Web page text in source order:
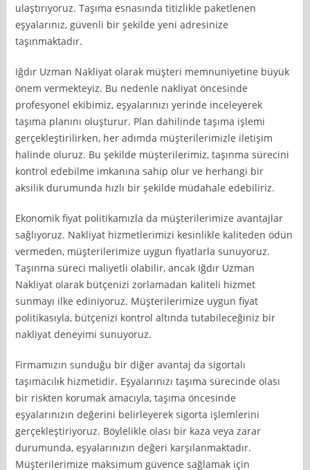
ulaştırıyoruz. Taşıma esnasında titizlikle paketlenen
eşyalarınız, güvenli bir şekilde yeni adresinize
taşınmaktadır.
Iğdır Uzman Nakliyat olarak müşteri memnuniyetine büyük
önem vermekteyiz. Bu nedenle nakliyat öncesinde
profesyonel ekibimiz, eşyalarınızı yerinde inceleyerek
taşıma planını oluşturur. Plan dahilinde taşıma işlemi
gerçekleştirilirken, her adımda müşterilerimizle iletişim
halinde oluruz. Bu şekilde müşterilerimiz, taşınma sürecini
kontrol edebilme imkanına sahip olur ve herhangi bir
aksilik durumunda hızlı bir şekilde müdahale edebiliriz.
Ekonomik fiyat politikamızla da müşterilerimize avantajlar
sağlıyoruz. Nakliyat hizmetlerimizi kesinlikle kaliteden ödün
vermeden, müşterilerimize uygun fiyatlarla sunuyoruz.
Taşınma süreci maliyetli olabilir, ancak Iğdır Uzman
Nakliyat olarak bütçenizi zorlamadan kaliteli hizmet
sunmayı ilke ediniyoruz. Müşterilerimize uygun fiyat
politikasıyla, bütçenizi kontrol altında tutabileceğiniz bir
nakliyat deneyimi sunuyoruz.
Firmamızın sunduğu bir diğer avantaj da sigortalı
taşımacılık hizmetidir. Eşyalarınızı taşıma sürecinde olası
bir riskten korumak amacıyla, taşıma öncesinde
eşyalarınızın değerini belirleyerek sigorta işlemlerini
gerçekleştiriyoruz. Böylelikle olası bir kaza veya zarar
durumunda, eşyalarınızın değeri karşılanmaktadır.
Müşterilerimize maksimum güvence sağlamak için